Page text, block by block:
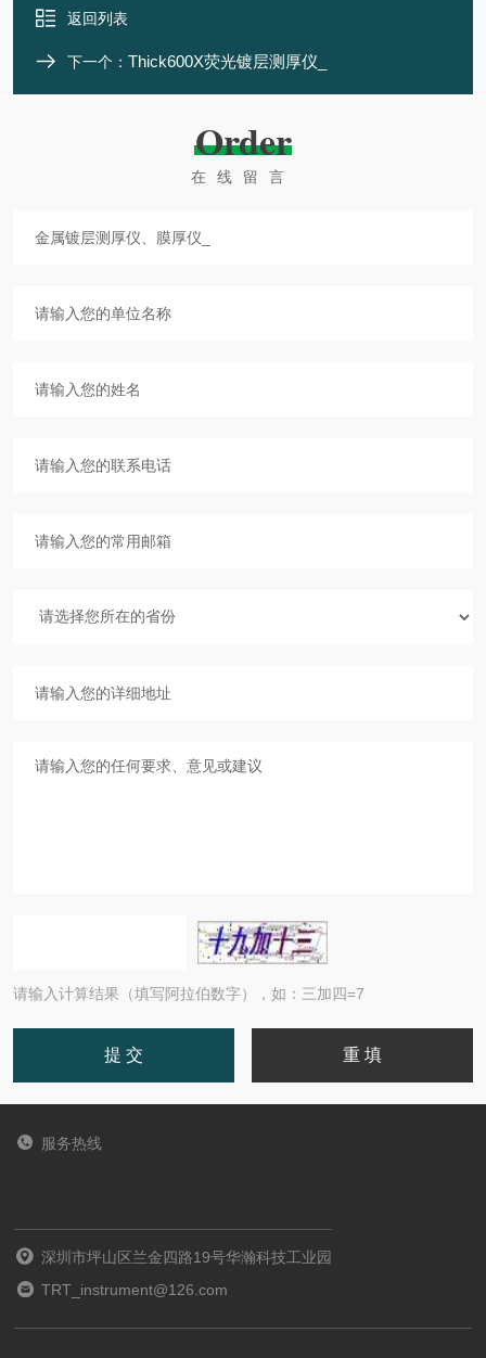
返回列表
下一个： Thick600X荧光镀层测厚仪_
Order
在线留言
请输入计算结果（填写阿拉伯数字），如：三加四=7
服务热线
深圳市坪山区兰金四路19号华瀚科技工业园
TRT_instrument@126.com